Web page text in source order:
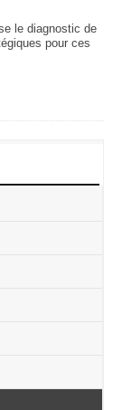
le diagnostic de
pour ces